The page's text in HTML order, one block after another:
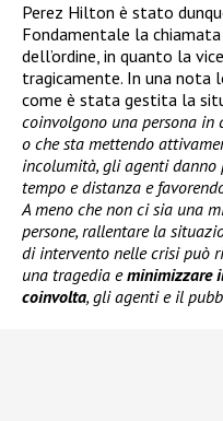
Perez Hilton è stato
Fondamentale la
dell’ordine, in quanto la
tragicamente. In una
come è stata gestita la
coinvolgono una persona in
o che sta mettendo
incolumità, gli agenti
tempo e distanza e
A meno che non ci sia una
persone, rallentare la
di intervento nelle crisi può
una tragedia eminimizzare
coinvolta, gli agenti e il